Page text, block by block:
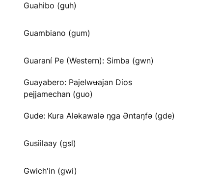
Guahibo (guh)
Guambiano (gum)
Guaraní Pe (Western): Simba (gwn)
Guayabero: Pajelwʉajan Dios
pejjamechan (guo)
Gude: Kura Aləkawalə ŋga Əntaŋfə (gde)
Gusiilaay (gsl)
Gwich'in (gwi)